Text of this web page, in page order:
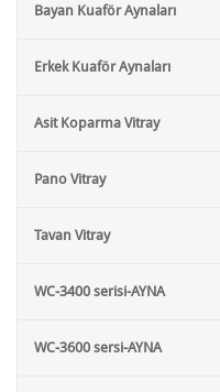
Bayan Kuaför Aynaları
Erkek Kuaför Aynaları
Asit Koparma Vitray
Pano Vitray
Tavan Vitray
WC-3400 serisi-AYNA
WC-3600 sersi-AYNA